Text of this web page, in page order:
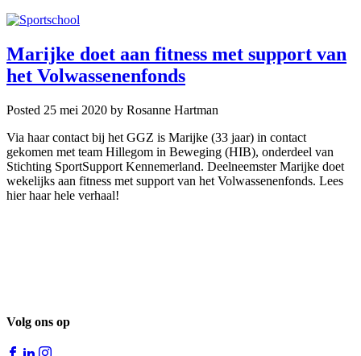
Marijke doet aan fitness met support van
het Volwassenenfonds
Posted 25 mei 2020 by Rosanne Hartman
Via haar contact bij het GGZ is Marijke (33 jaar) in contact
gekomen met team Hillegom in Beweging (HIB), onderdeel van
Stichting SportSupport Kennemerland. Deelneemster Marijke doet
wekelijks aan fitness met support van het Volwassenenfonds. Lees
hier haar hele verhaal!
Volg ons op